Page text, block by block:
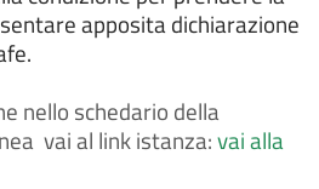
con il coniuge
del nome composto da
abituale per cittadini
perchè sprovvisti
apposita dichiarazione
nello schedario della
vai al link istanza:vai alla